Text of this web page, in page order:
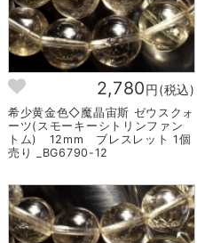
2,780円(税込)
希少黄金色◇魔晶宙斯 ゼウスクォ
ーツ(スモーキーシトリンファン
トム) 12mm ブレスレット 1個
売り _BG6790-12